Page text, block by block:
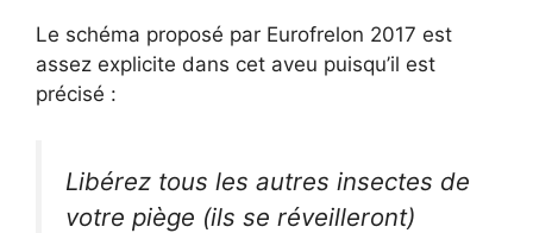
Le schéma proposé par Eurofrelon 2017 est
assez explicite dans cet aveu puisqu’il est
précisé :
Libérez tous les autres insectes de
votre piège (ils se réveilleront)